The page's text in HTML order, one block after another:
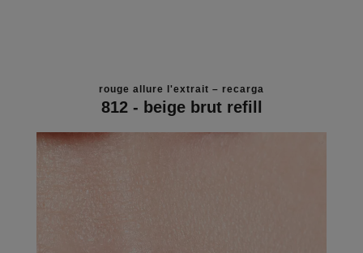
rouge allure l'extrait – recarga
812 - beige brut refill